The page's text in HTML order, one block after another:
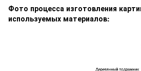
Фото процесса изготовления
используемых материалов: